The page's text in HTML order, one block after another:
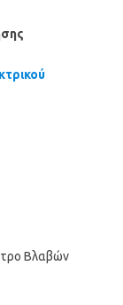
Βλαβών